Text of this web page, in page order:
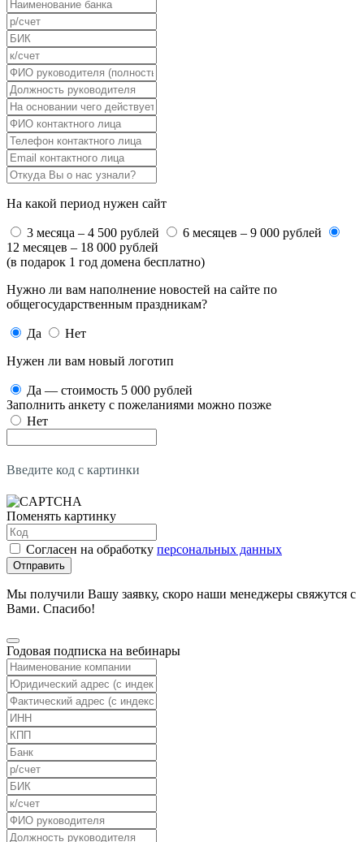
На какой период нужен сайт
3 месяца – 4 500 рублей
6 месяцев – 9 000 рублей
12 месяцев – 18 000 рублей
(в подарок 1 год домена бесплатно)
Нужно ли вам наполнение новостей на сайте по
общегосударственным праздникам?
Да
Нет
Нужен ли вам новый логотип
Да — стоимость 5 000 рублей
Заполнить анкету с пожеланиями можно позже
Нет
Введите код с картинки
Поменять картинку
Согласен на обработку персональных данных
Отправить
Мы получили Вашу заявку, скоро наши менеджеры свяжутся с
Вами. Спасибо!
Годовая подписка на вебинары